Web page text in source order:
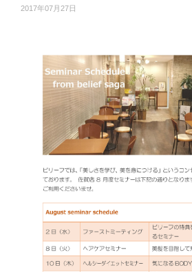
2017年07月27日